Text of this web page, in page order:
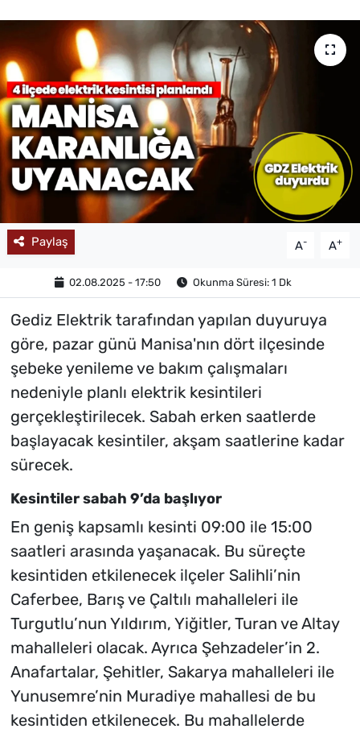
Paylaş A- A+
02.08.2025 - 17:50 Okunma Süresi: 1 Dk
Gediz Elektrik tarafından yapılan duyuruya
göre, pazar günü Manisa'nın dört ilçesinde
şebeke yenileme ve bakım çalışmaları
nedeniyle planlı elektrik kesintileri
gerçekleştirilecek. Sabah erken saatlerde
başlayacak kesintiler, akşam saatlerine kadar
sürecek.
Kesintiler sabah 9’da başlıyor
En geniş kapsamlı kesinti 09:00 ile 15:00
saatleri arasında yaşanacak. Bu süreçte
kesintiden etkilenecek ilçeler Salihli’nin
Caferbee, Barış ve Çaltılı mahalleleri ile
Turgutlu’nun Yıldırım, Yiğitler, Turan ve Altay
mahalleleri olacak. Ayrıca Şehzadeler’in 2.
Anafartalar, Şehitler, Sakarya mahalleleri ile
Yunusemre’nin Muradiye mahallesi de bu
kesintiden etkilenecek. Bu mahallelerde